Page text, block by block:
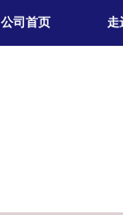
公司首页 走